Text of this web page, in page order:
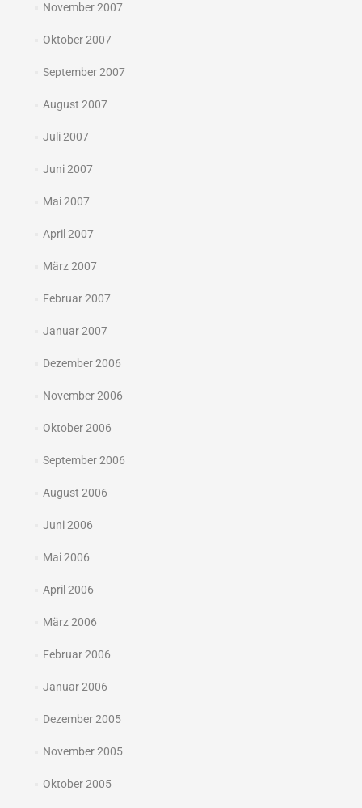
November 2007
Oktober 2007
September 2007
August 2007
Juli 2007
Juni 2007
Mai 2007
April 2007
März 2007
Februar 2007
Januar 2007
Dezember 2006
November 2006
Oktober 2006
September 2006
August 2006
Juni 2006
Mai 2006
April 2006
März 2006
Februar 2006
Januar 2006
Dezember 2005
November 2005
Oktober 2005